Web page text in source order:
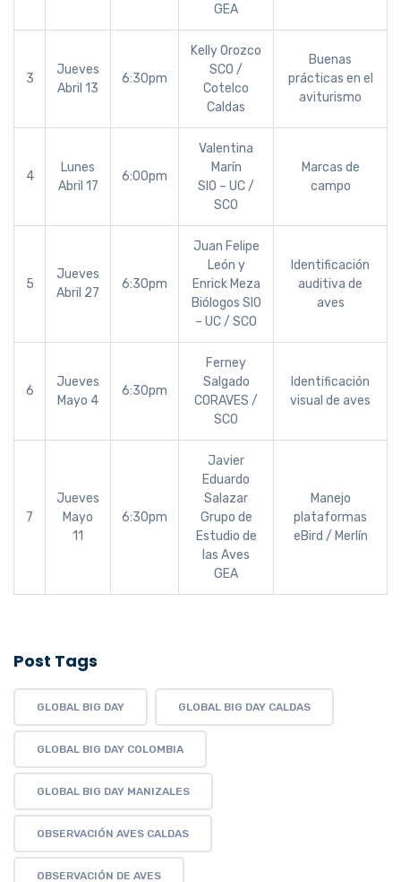
GEA
3
Jueves
Abril 13
6:30pm
Kelly Orozco
SCO /
Cotelco
Caldas
Buenas
prácticas en el
aviturismo
4
Lunes
Abril 17
6:00pm
Valentina
Marín
SIO – UC /
SCO
Marcas de
campo
5
Jueves
Abril 27
6:30pm
Juan Felipe
León y
Enrick Meza
Biólogos SIO
– UC / SCO
Identificación
auditiva de
aves
6
Jueves
Mayo 4
6:30pm
Ferney
Salgado
CORAVES /
SCO
Identificación
visual de aves
7
Jueves
Mayo
11
6:30pm
Javier
Eduardo
Salazar
Grupo de
Estudio de
las Aves
GEA
Manejo
plataformas
eBird / Merlín
Post Tags
GLOBAL BIG DAY GLOBAL BIG DAY CALDAS
GLOBAL BIG DAY COLOMBIA
GLOBAL BIG DAY MANIZALES
OBSERVACIÓN AVES CALDAS
OBSERVACIÓN DE AVES